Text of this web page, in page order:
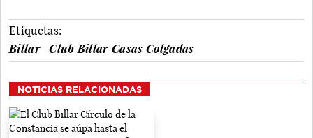
Etiquetas:
Billar
Club Billar Casas Colgadas
NOTICIAS RELACIONADAS